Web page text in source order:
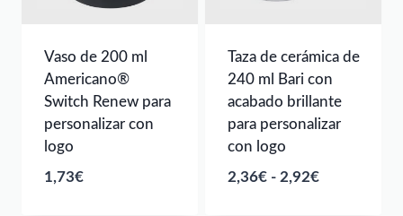
Vaso de 200 ml
Americano®
Switch Renew para
personalizar con
logo
1,73€
Taza de cerámica de
240 ml Bari con
acabado brillante
para personalizar
con logo
2,36€ - 2,92€Rango